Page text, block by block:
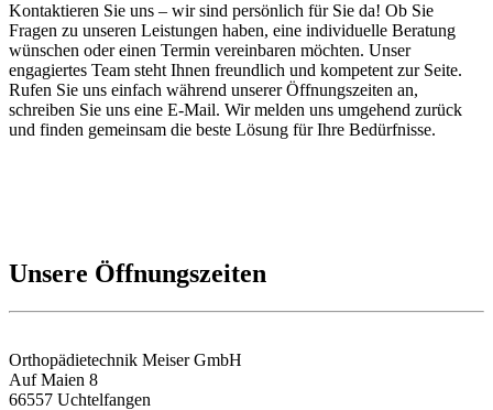
Kontaktieren Sie uns – wir sind persönlich für Sie da! Ob Sie
Fragen zu unseren Leistungen haben, eine individuelle Beratung
wünschen oder einen Termin vereinbaren möchten. Unser
engagiertes Team steht Ihnen freundlich und kompetent zur Seite.
Rufen Sie uns einfach während unserer Öffnungszeiten an,
schreiben Sie uns eine E-Mail. Wir melden uns umgehend zurück
und finden gemeinsam die beste Lösung für Ihre Bedürfnisse.
Unsere Öffnungszeiten
Orthopädietechnik Meiser GmbH
Auf Maien 8
66557 Uchtelfangen